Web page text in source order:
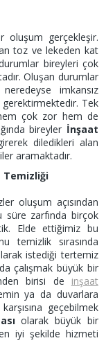
oluşum gerçekleşir.
toz ve lekeden kat
bireyleri çok
Oluşan durumlar
imkansız
Tek
çok zor hem de
bireyler İnşaat
diledikleri alan
aramaktadır.
Temizliği
oluşum açısından
süre zarfında birçok
Elde ettiğimiz bu
temizlik sırasında
istediği tertemiz
çalışmak büyük bir
birisi de inşaat
ya da duvarlara
geçebilmek
olarak büyük bir
iyi şekilde hizmeti